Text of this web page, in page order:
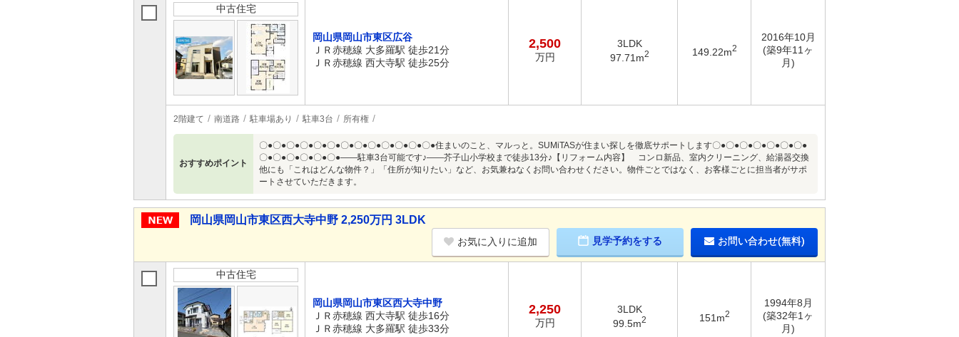
中古住宅
岡山県岡山市東区広谷
ＪＲ赤穂線 大多羅駅 徒歩21分
ＪＲ赤穂線 西大寺駅 徒歩25分
2,500
万円
3LDK
97.71m2 149.22m2
2016年10月
(築9年11ヶ
月)
2階建て 南道路 駐車場あり 駐車3台 所有権
おすすめポイント
〇●〇●〇●〇●〇●〇●〇●〇●〇●〇●〇●〇●〇●住まいのこと、マルっと。SUMiTASが住まい探しを徹底サポートします〇●〇●〇●〇●〇●〇●〇●
〇●〇●〇●〇●〇●〇●――駐車3台可能です♪――芥子山小学校まで徒歩13分♪【リフォーム内容】 コンロ新品、室内クリーニング、給湯器交換
他にも「これはどんな物件？」「住所が知りたい」など、お気兼ねなくお問い合わせください。物件ごとではなく、お客様ごとに担当者がサポ
ートさせていただきます。
岡山県岡山市東区西大寺中野 2,250万円 3LDK
お気に入りに追加 見学予約をする お問い合わせ(無料)
中古住宅
岡山県岡山市東区西大寺中野
ＪＲ赤穂線 西大寺駅 徒歩16分
ＪＲ赤穂線 大多羅駅 徒歩33分
2,250
万円
3LDK
99.5m2 151m2
1994年8月
(築32年1ヶ
月)